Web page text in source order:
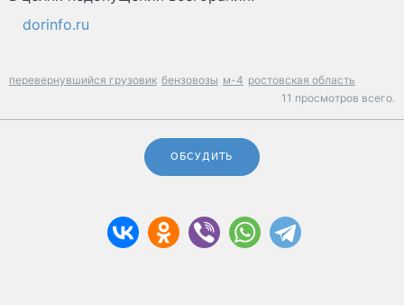
dorinfo.ru
перевернувшийся грузовик бензовозы м-4 ростовская область
11 просмотров всего.
ОБСУДИТЬ